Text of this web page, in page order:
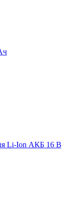
Li-Ion АКБ 16